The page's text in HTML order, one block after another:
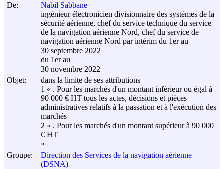
De:
Nabil Sabbane
ingénieur électronicien divisionnaire des systèmes de la
sécurité aérienne, chef du service technique du service
de la navigation aérienne Nord, chef du service de
navigation aérienne Nord par intérim du 1er au
30 septembre 2022
du 1er au
30 novembre 2022
Objet:
dans la limite de ses attributions
1 « . Pour les marchés d'un montant inférieur ou égal à
90 000 € HT tous les actes, décisions et pièces
administratives relatifs à la passation et à l'exécution des
marchés
2 « . Pour les marchés d'un montant supérieur à 90 000
€ HT
«
Groupe:
Direction des Services de la navigation aérienne
(DSNA)